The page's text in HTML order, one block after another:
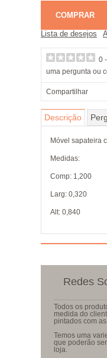
COMPRAR
Lista de desejos
0
uma pergunta ou
Compartilhar
Descrição
Móvel sapateira
Medidas:
Comp: 1,200
Larg: 0,320
Alt: 0,840
Redes
Todos os
medida do
pintados com
Temos uma
que poderão
loja.